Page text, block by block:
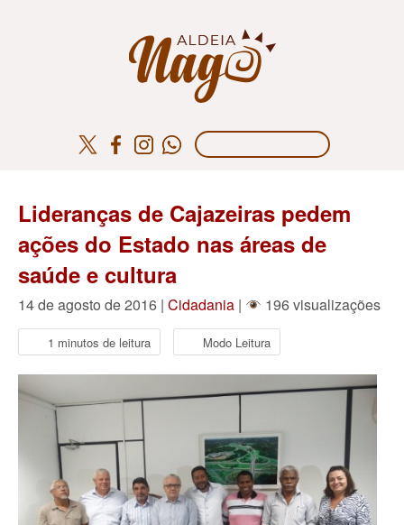
Lideranças de Cajazeiras pedem
ações do Estado nas áreas de
saúde e cultura
14 de agosto de 2016 | Cidadania | 196 visualizações
1 minutos de leitura Modo Leitura